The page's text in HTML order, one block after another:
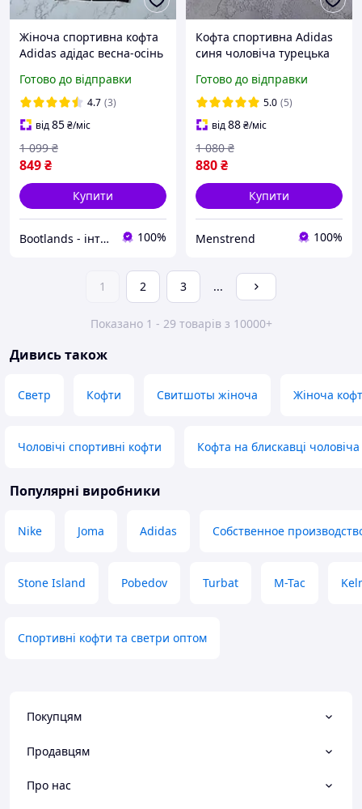
Жіноча спортивна кофта
Adidas адідас весна-осінь
блискавці з лампасом
Туреччина
Готово до відправки
4.7 (3)
від85₴/міс
849₴
1 099 ₴
Купити
Bootlands - інтернет-магазин взуття та одягу 100%
Кофта спортивна Adidas
синя чоловіча турецька
осінь, Спортивка
олімпійка Адідас
Готово до відправки
5.0 (5)
від88₴/міс
880₴
1 080 ₴
Купити
Menstrend 100%
1 2 3 ...
Показано 1 - 29 товарів з 10000+
Дивись також
Светр Кофти Свитшоты жіноча Жіноча
Чоловічі спортивні кофти Кофта на блискавці чоловіча
Популярні виробники
Nike Joma Adidas Собственное
Stone Island Pobedov Turbat M-Tac
Спортивні кофти та светри оптом
Покупцям
Продавцям
Про нас